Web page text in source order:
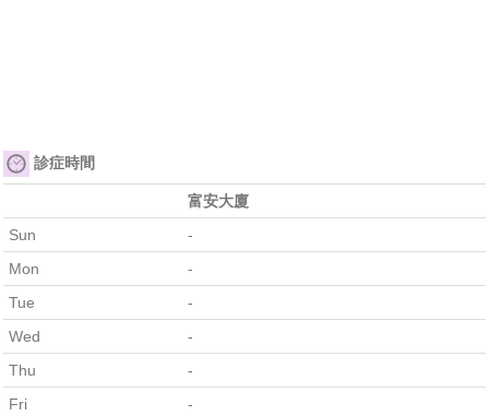
診症時間
富安大廈
Sun
-
Mon
-
Tue
-
Wed
-
Thu
-
Fri
-